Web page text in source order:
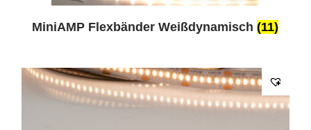
MiniAMP Flexbänder Weißdynamisch(11)